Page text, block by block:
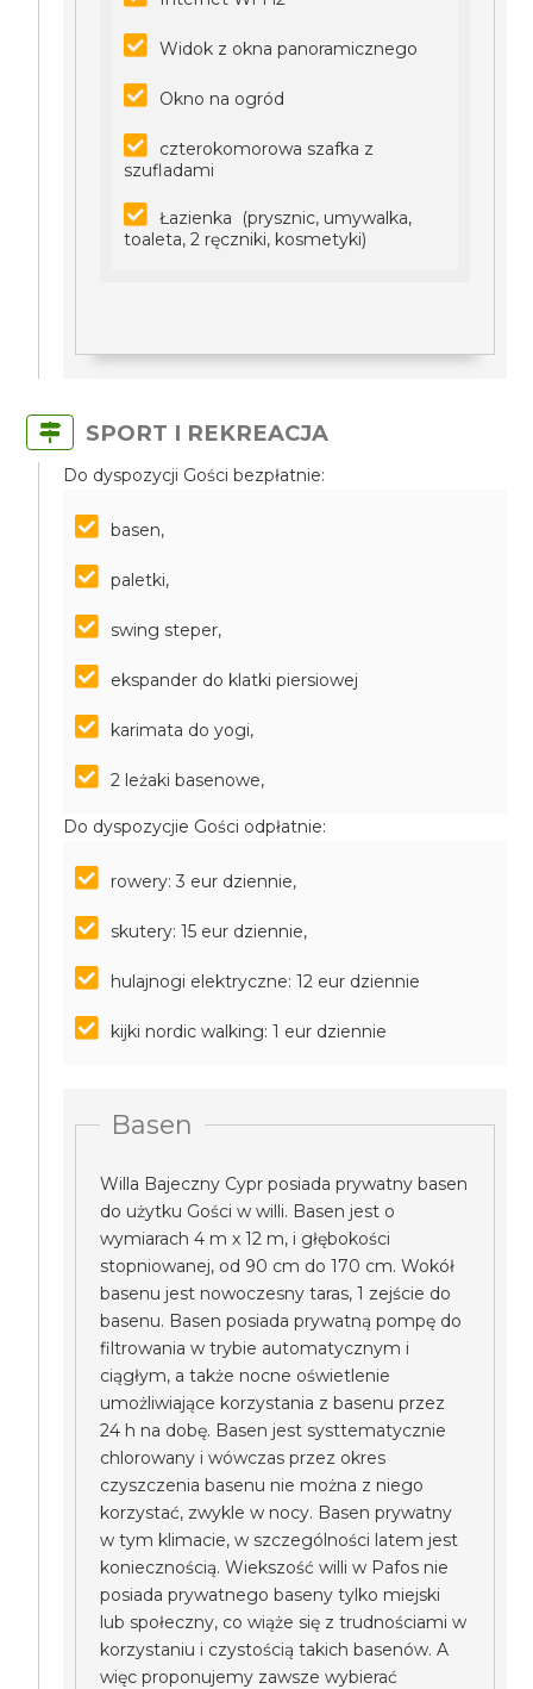
Widok z okna panoramicznego
Okno na ogród
czterokomorowa szafka z
szufladami
Łazienka (prysznic, umywalka,
toaleta, 2 ręczniki, kosmetyki)
SPORT I REKREACJA
Do dyspozycji Gości bezpłatnie:
basen,
paletki,
swing steper,
ekspander do klatki piersiowej
karimata do yogi,
2 leżaki basenowe,
Do dyspozycjie Gości odpłatnie:
rowery: 3 eur dziennie,
skutery: 15 eur dziennie,
hulajnogi elektryczne: 12 eur dziennie
kijki nordic walking: 1 eur dziennie
Basen
Willa Bajeczny Cypr posiada prywatny basen
do użytku Gości w willi. Basen jest o
wymiarach 4 m x 12 m, i głębokości
stopniowanej, od 90 cm do 170 cm. Wokół
basenu jest nowoczesny taras, 1 zejście do
basenu. Basen posiada prywatną pompę do
filtrowania w trybie automatycznym i
ciągłym, a także nocne oświetlenie
umożliwiające korzystania z basenu przez
24 h na dobę. Basen jest systtematycznie
chlorowany i wówczas przez okres
czyszczenia basenu nie można z niego
korzystać, zwykle w nocy. Basen prywatny
w tym klimacie, w szczególności latem jest
koniecznością. Wiekszość willi w Pafos nie
posiada prywatnego baseny tylko miejski
lub społeczny, co wiąże się z trudnościami w
korzystaniu i czystością takich basenów. A
więc proponujemy zawsze wybierać